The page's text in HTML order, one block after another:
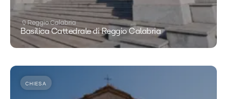
Reggio Calabria
Basilica Cattedrale di Reggio Calabria
CHIESA